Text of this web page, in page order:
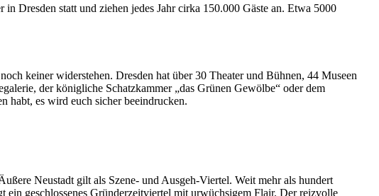
Dresden statt und ziehen jedes Jahr cirka 150.000 Gäste an. Etwa 5000
keiner widerstehen. Dresden hat über 30 Theater und Bühnen, 44 Museen
der königliche Schatzkammer „das Grünen Gewölbe“ oder dem
habt, es wird euch sicher beeindrucken.
Neustadt gilt als Szene- und Ausgeh-Viertel. Weit mehr als hundert
geschlossenes Gründerzeitviertel mit urwüchsigem Flair. Der reizvolle